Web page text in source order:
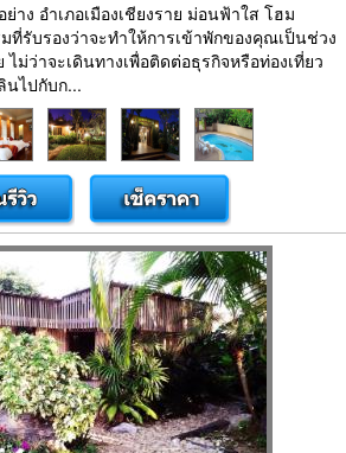
าง อำเภอเมืองเชียงราย ม่อนฟ้าใส โฮม
ที่รับรองว่าจะทำให้การเข้าพักของคุณเป็นช่วง
ม่ว่าจะเดินทางเพื่อติดต่อธุรกิจหรือท่องเที่ยว
นไปกับก...